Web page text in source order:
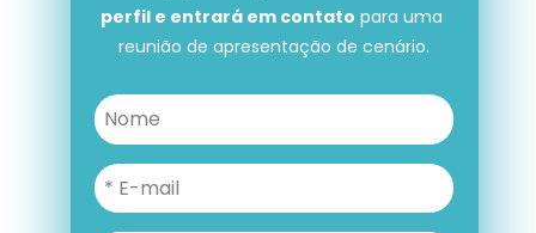
O primeiro passo é preencher
sua aplicação.
perfil e entrará em contato para uma
reunião de apresentação de cenário.